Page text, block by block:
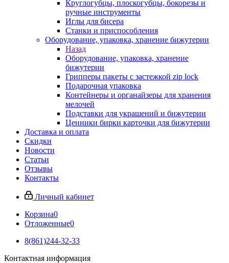
Круглогубцы, плоскогубцы, бокорезы и
ручные инструменты
Иглы для бисера
Станки и приспособления
Оборудование, упаковка, хранение бижутерии
Назад
Оборудование, упаковка, хранение
бижутерии
Грипперы пакеты с застежкой zip lock
Подарочная упаковка
Контейнеры и органайзеры для хранения
мелочей
Подставки для украшений и бижутерии
Ценники бирки карточки для бижутерии
Доставка и оплата
Скидки
Новости
Статьи
Отзывы
Контакты
Личный кабинет
Корзина0
Отложенные0
8(861)244-32-33
Контактная информация